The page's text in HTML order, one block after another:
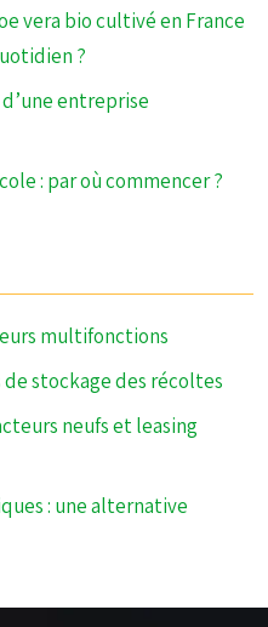
vera bio cultivé en France
?
entreprise
: par où commencer ?
multifonctions
stockage des récoltes
neufs et leasing
: une alternative